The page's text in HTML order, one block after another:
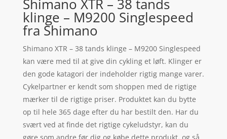
Shimano XTR – 38 tands
klinge – M9200 Singlespeed
fra Shimano
Shimano XTR – 38 tands klinge – M9200 Singlespeed
kan være med til at give din cykling et løft. Klinger er
den gode katagori der indeholder rigtig mange varer.
Cykelpartner er kendt som shoppen med de rigtige
mærker til de rigtige priser. Produktet kan du bytte
op til hele 365 dage efter du har bestilt den. Har du
svært ved at finde det rigtige cykeludstyr, kan du
gøre som andre før dig og købe dette produkt, og så